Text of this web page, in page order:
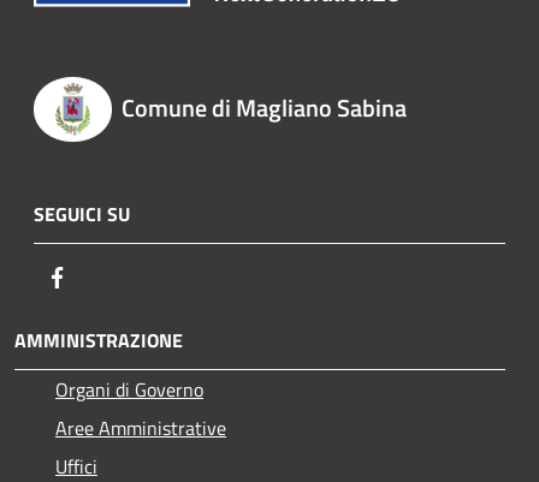
Comune di Magliano Sabina
SEGUICI SU
AMMINISTRAZIONE
Organi di Governo
Aree Amministrative
Uffici